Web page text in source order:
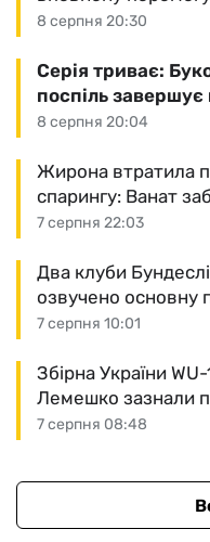
8 серпня 20:30
8 серпня 20:04
Серія триває:
поспіль завершує
7 серпня 22:03
Жирона втратила
спарингу: Ванат
7 серпня 10:01
Два клуби
озвучено основну
7 серпня 08:48
Збірна України WU-
Лемешко зазнали